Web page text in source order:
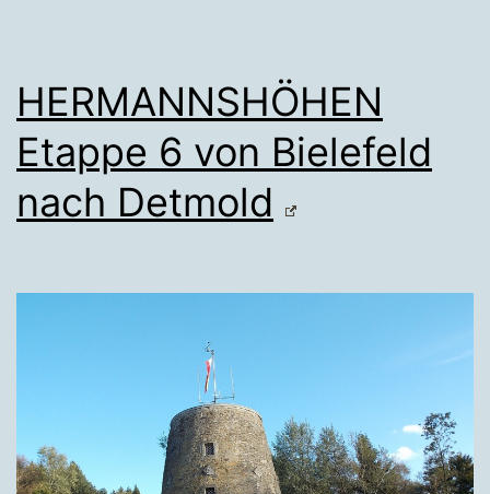
HERMANNSHÖHEN
Etappe 6 von Bielefeld
nach Detmold